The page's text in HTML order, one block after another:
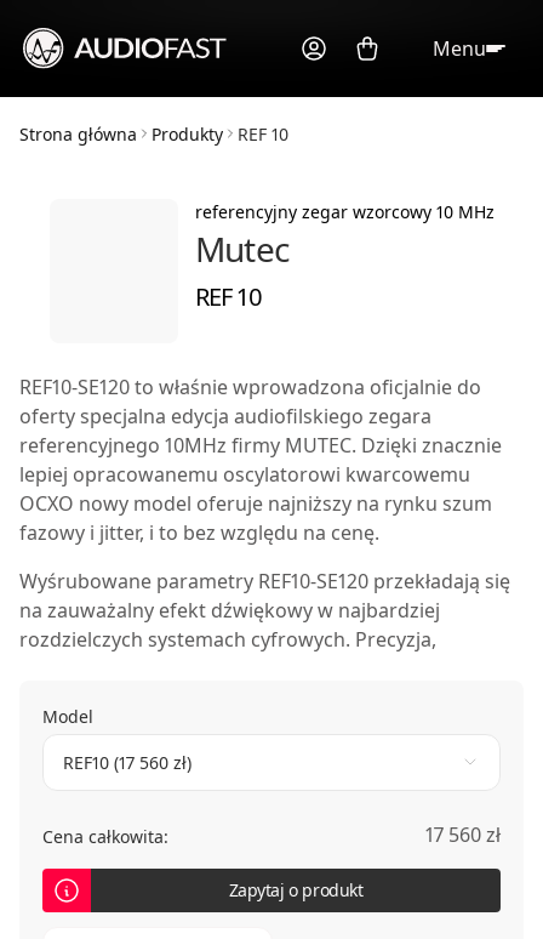
Menu
Strona główna Produkty REF 10
referencyjny zegar wzorcowy 10 MHz
Mutec
REF 10
REF10-SE120to właśnie wprowadzona oficjalnie do
oferty specjalna edycja audiofilskiego zegara
referencyjnego 10MHz firmy MUTEC. Dzięki znacznie
lepiej opracowanemu oscylatorowi kwarcowemu
OCXO nowy model oferuje najniższy na rynku szum
fazowy i jitter, i to bez względu na cenę.
Wyśrubowane parametry REF10-SE120 przekładają się
na zauważalny efekt dźwiękowy w najbardziej
rozdzielczych systemach cyfrowych. Precyzja,
Model
REF10 (17 560 zł)
Cena całkowita: 17 560 zł
Zapytaj o produkt